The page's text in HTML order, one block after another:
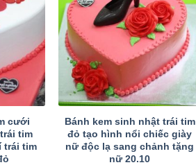
cưới
tim
trái tim
Bánh kem sinh nhật trái tim
đỏ tạo hình nổi chiếc giày
nữ độc lạ sang chảnh tặng
nữ 20.10